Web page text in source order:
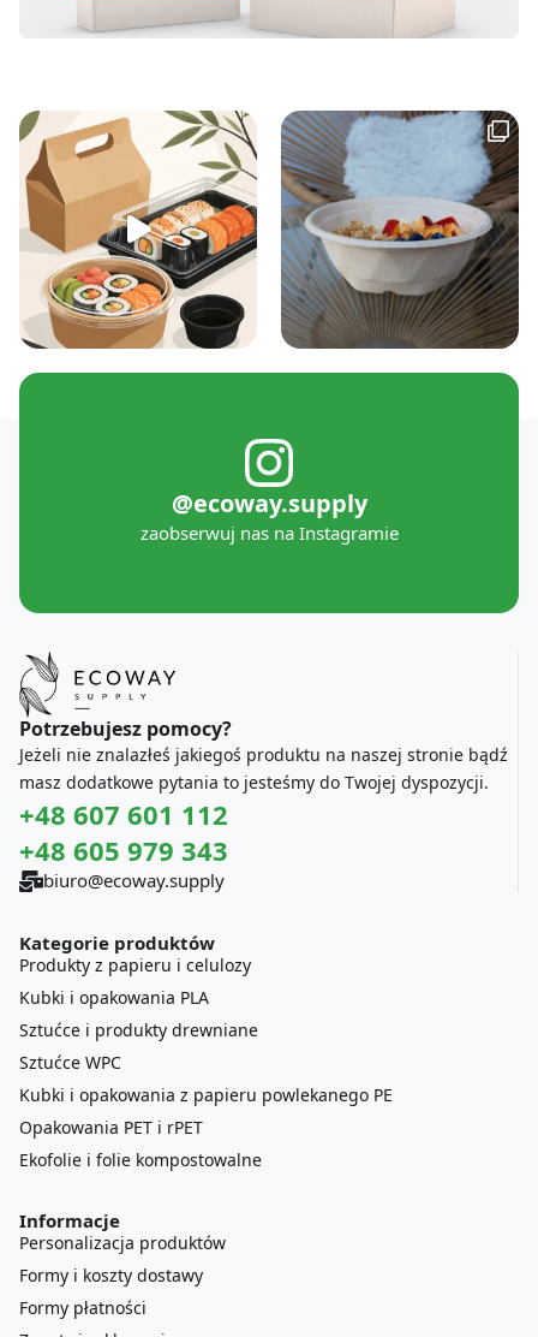
@ecoway.supply
zaobserwuj nas na Instagramie
Potrzebujesz pomocy?
Jeżeli nie znalazłeś jakiegoś produktu na naszej stronie bądź
masz dodatkowe pytania to jesteśmy do Twojej dyspozycji.
+48 607 601 112
+48 605 979 343
biuro@ecoway.supply
Kategorie produktów
Produkty z papieru i celulozy
Kubki i opakowania PLA
Sztućce i produkty drewniane
Sztućce WPC
Kubki i opakowania z papieru powlekanego PE
Opakowania PET i rPET
Ekofolie i folie kompostowalne
Informacje
Personalizacja produktów
Formy i koszty dostawy
Formy płatności